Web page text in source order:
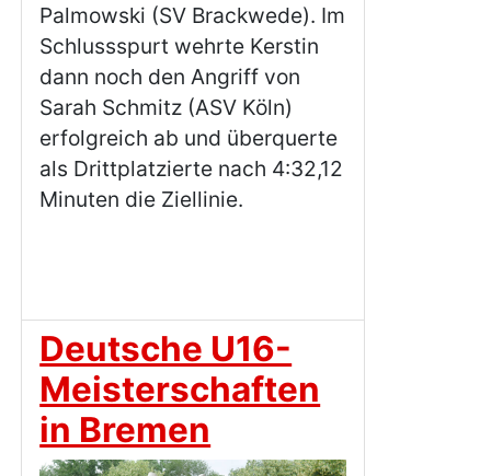
Palmowski (SV Brackwede). Im
Schlussspurt wehrte Kerstin
dann noch den Angriff von
Sarah Schmitz (ASV Köln)
erfolgreich ab und überquerte
als Drittplatzierte nach 4:32,12
Minuten die Ziellinie.
Deutsche U16-
Meisterschaften
in Bremen